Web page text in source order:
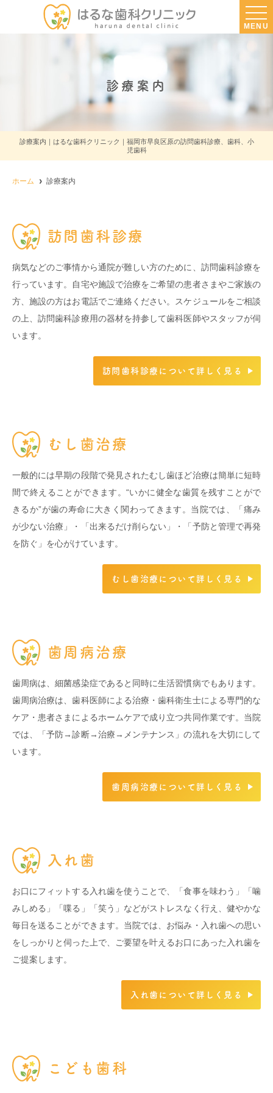
MENU
診療案内
診療案内｜はるな歯科クリニック｜福岡市早良区原の訪問歯科診療、歯科、小
児歯科
ホーム 診療案内
訪問歯科診療
病気などのご事情から通院が難しい方のために、訪問歯科診療を
行っています。自宅や施設で治療をご希望の患者さまやご家族の
方、施設の方はお電話でご連絡ください。スケジュールをご相談
の上、訪問歯科診療用の器材を持参して歯科医師やスタッフが伺
います。
訪問歯科診療について詳しく見る
むし歯治療
一般的には早期の段階で発見されたむし歯ほど治療は簡単に短時
間で終えることができます。“いかに健全な歯質を残すことがで
きるか”が歯の寿命に大きく関わってきます。当院では、「痛み
が少ない治療」・「出来るだけ削らない」・「予防と管理で再発
を防ぐ」を心がけています。
むし歯治療について詳しく見る
歯周病治療
歯周病は、細菌感染症であると同時に生活習慣病でもあります。
歯周病治療は、歯科医師による治療・歯科衛生士による専門的な
ケア・患者さまによるホームケアで成り立つ共同作業です。当院
では、「予防→診断→治療→メンテナンス」の流れを大切にして
います。
歯周病治療について詳しく見る
入れ歯
お口にフィットする入れ歯を使うことで、「食事を味わう」「噛
みしめる」「喋る」「笑う」などがストレスなく行え、健やかな
毎日を送ることができます。当院では、お悩み・入れ歯への思い
をしっかりと伺った上で、ご要望を叶えるお口にあった入れ歯を
ご提案します。
入れ歯について詳しく見る
こども歯科